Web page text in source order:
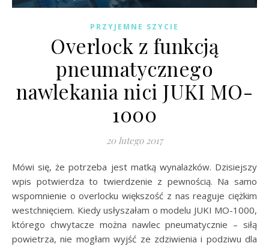
PRZYJEMNE SZYCIE
Overlock z funkcją
pneumatycznego
nawlekania nici JUKI MO-
1000
20 lutego 2017
Mówi się, że potrzeba jest matką wynalazków. Dzisiejszy
wpis potwierdza to twierdzenie z pewnością. Na samo
wspomnienie o overlocku większość z nas reaguje ciężkim
westchnięciem. Kiedy usłyszałam o modelu JUKI MO-1000,
którego chwytacze można nawlec pneumatycznie – siłą
powietrza, nie mogłam wyjść ze zdziwienia i podziwu dla